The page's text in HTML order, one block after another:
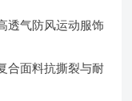
透气防风运动服饰
合面料抗撕裂与耐